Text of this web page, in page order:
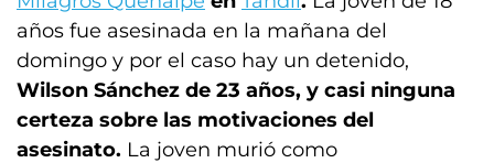
años fue asesinada en la mañana del
domingo y por el caso hay un detenido,
Wilson Sánchez de 23 años, y casi ninguna
certeza sobre las motivaciones del
asesinato. La joven murió como